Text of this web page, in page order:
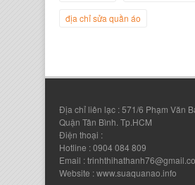
địa chỉ sửa quần áo
Địa chỉ liên lạc : 571/6 Phạm Văn
Quận Tân Bình. Tp.HCM
Điện thoại :
Hotline : 0904 084 809
Email :
Website : www.suaquanao.info